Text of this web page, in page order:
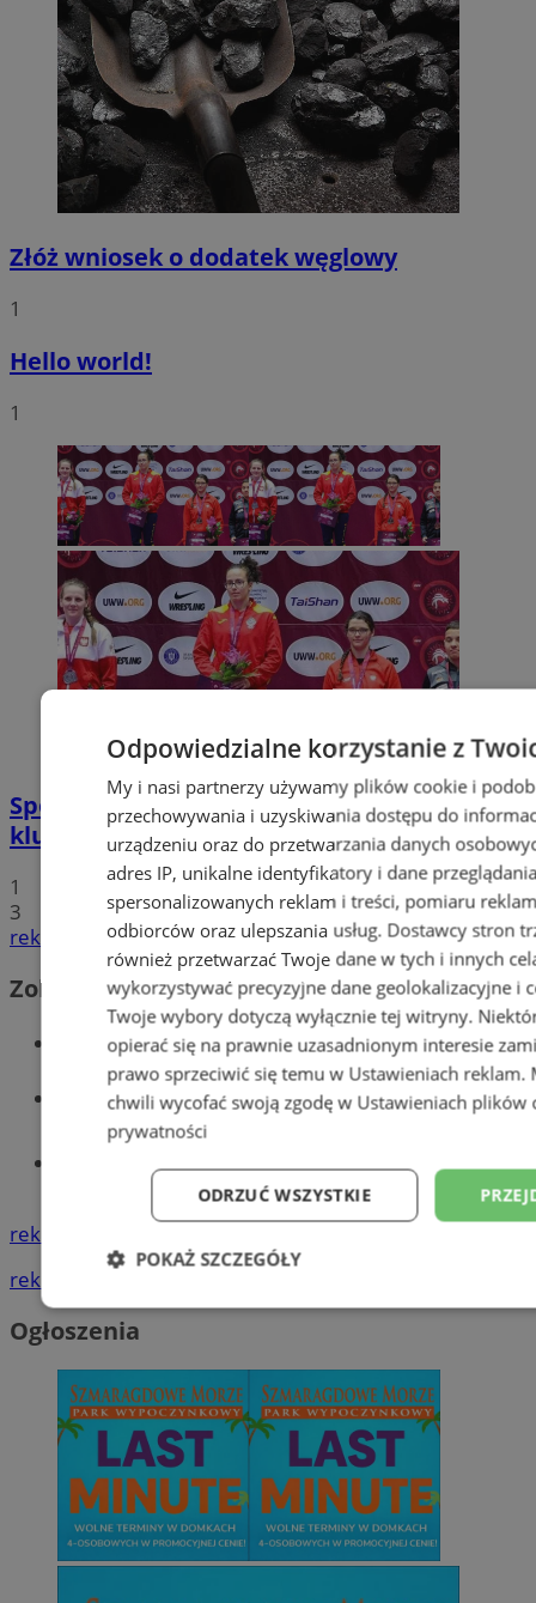
Złóż wniosek o dodatek węglowy
1
Hello world!
1
Sportowe podsumowanie wodzisławskich
klubów sportowych
1
3
reklama
Zobacz również
Wiadomości kryminalne w Wodzisławiu
Wiadomości lokalne
Tworzenie stron www - Wodzisław
reklama
reklama
Ogłoszenia
Odpowiedzialne korzystanie z
My i nasi partnerzy używamy plików cookie i
przechowywania i uzyskiwania dostępu do
urządzeniu oraz do przetwarzania danych
adres IP, unikalne identyfikatory i dane
spersonalizowanych reklam i treści, pomiaru
odbiorców oraz ulepszania usług. Dostawcy stron
również przetwarzać Twoje dane w tych i innych
wykorzystywać precyzyjne dane geolokalizacyjne i
Twoje wybory dotyczą wyłącznie tej witryny.
opierać się na prawnie uzasadnionym interesie
prawo sprzeciwić się temu w Ustawieniach reklam.
chwili wycofać swoją zgodę w Ustawieniach plików
prywatności
ODRZUĆ WSZYSTKIE
POKAŻ SZCZEGÓŁY
Niezbędne Wydajność
Niesklasyfikowane
Niezbędne Wydajność Targetowanie